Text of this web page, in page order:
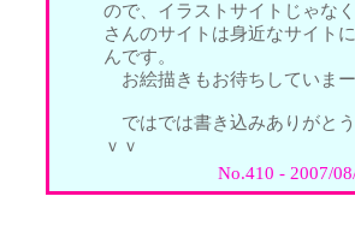
ので、イラストサイトじゃな
さんのサイトは身近なサイト
んです。
お絵描きもお待ちしていまー
ではでは書き込みありがと
ｖｖ
No.410 - 2007/